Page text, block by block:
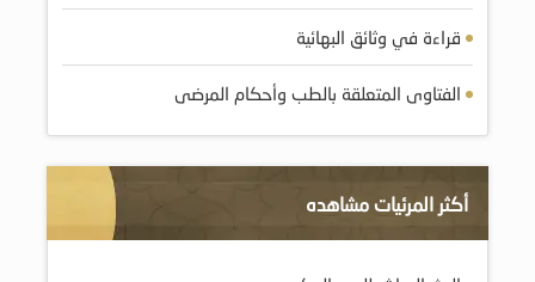
قراءة في وثائق البهائية
الفتاوى المتعلقة بالطب وأحكام المرضى
أكثر المرئيات مشاهده